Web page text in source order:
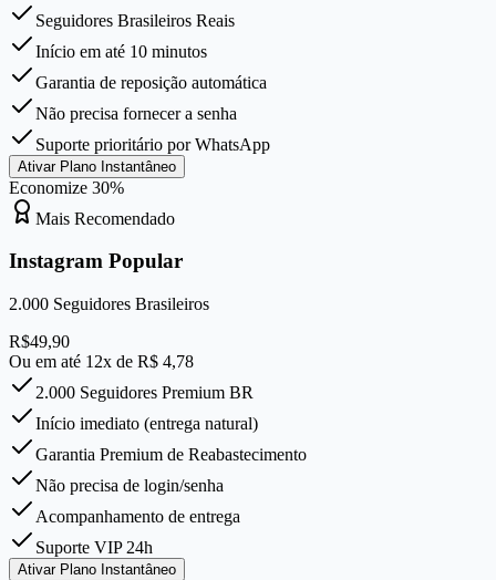
Seguidores Brasileiros Reais
Início em até 10 minutos
Garantia de reposição automática
Não precisa fornecer a senha
Suporte prioritário por WhatsApp
Ativar Plano Instantâneo
Economize 30%
Mais Recomendado
Instagram Popular
2.000 Seguidores Brasileiros
R$49,90
Ou em até 12x de R$ 4,78
2.000 Seguidores Premium BR
Início imediato (entrega natural)
Garantia Premium de Reabastecimento
Não precisa de login/senha
Acompanhamento de entrega
Suporte VIP 24h
Ativar Plano Instantâneo